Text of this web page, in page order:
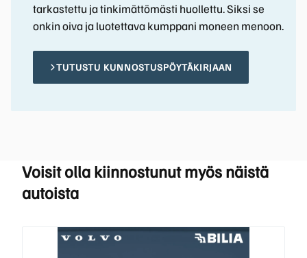
tarkastettu ja tinkimättömästi huollettu. Siksi se
onkin oiva ja luotettava kumppani moneen menoon.
TUTUSTU KUNNOSTUSPÖYTÄKIRJAAN
Voisit olla kiinnostunut myös näistä
autoista